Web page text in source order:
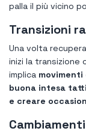
palla il più vicino
Transizioni
Una volta
inizi la transizione
implica
buona intesa
e creare